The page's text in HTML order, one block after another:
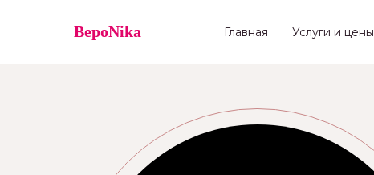
ВероNika Главная Услуги и цены